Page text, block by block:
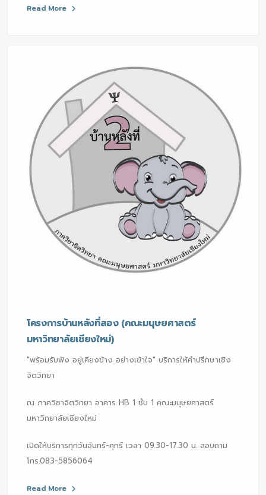
Read More
โครงการบ้านหลังที่สอง (คณะมนุษยศาสตร์
มหาวิทยาลัยเชียงใหม่)
"พร้อมรับฟัง อยู่เคียงข้าง อย่างเข้าใจ" บริการให้คำปรึกษาเชิง
จิตวิทยา
ณ ภาควิชาจิตวิทยา อาคาร HB 1 ชั้น 1 คณะมนุษยศาสตร์
มหาวิทยาลัยเชียงใหม่
เปิดให้บริการทุกวันจันทร์-ศุกร์ เวลา 09.30-17.30 น. สอบถาม
โทร.083-5856064
Read More